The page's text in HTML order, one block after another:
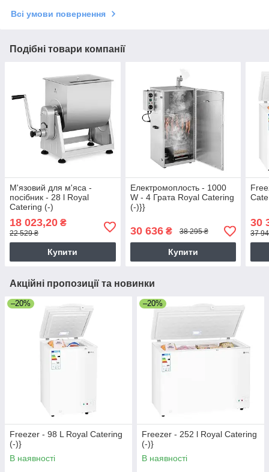
Всі умови повернення
Подібні товари компанії
М'язовий для м'яса -
посібник - 28 l Royal
Catering (-)
18 023,20 ₴
22 529 ₴
Купити
Електромоплость - 1000
W - 4 Грата Royal Catering
(-)}}
30 636₴ 38 295 ₴
Купити
30
37
Акційні пропозиції та новинки
–20%
Freezer - 98 L Royal Catering
(-)}
В наявності
–20%
Freezer - 252 l Royal Catering
(-)}
В наявності